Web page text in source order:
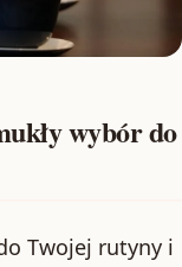
wybór do
Twojej rutyny i